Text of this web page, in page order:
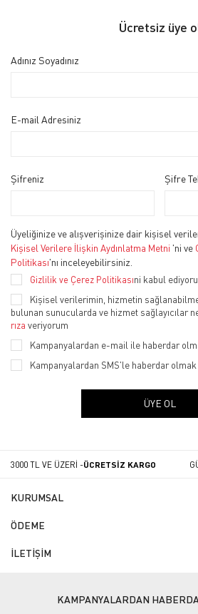
Ücretsiz üye
Adınız Soyadınız
E-mail Adresiniz
Şifreniz Şifre
Üyeliğinize ve alışverişinize dair kişisel
Kişisel Verilere İlişkin Aydınlatma Metni 'ni ve
Politikası'nı inceleyebilirsiniz.
Gizlilik ve Çerez Politikasıni kabul
Kişisel verilerimin, hizmetin
bulunan sunucularda ve hizmet sağlayıcılar
rıza veriyorum
Kampanyalardan e-mail ile haberdar
Kampanyalardan SMS'le haberdar olmak
ÜYE OL
3000 TL VE ÜZERİ -ÜCRETSİZ KARGO
KURUMSAL
ÖDEME
İLETİŞİM
KAMPANYALARDAN